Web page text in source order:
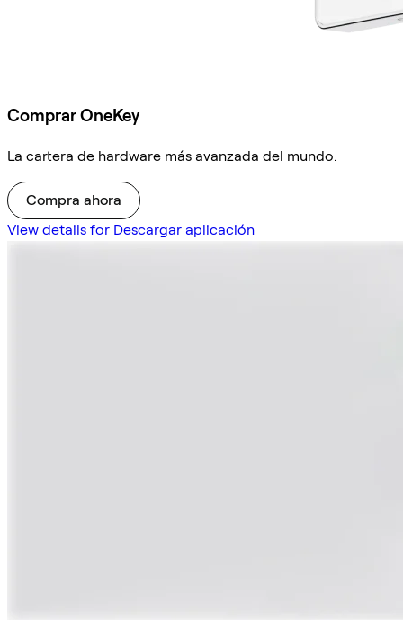
Comprar OneKey
La cartera de hardware más avanzada del mundo.
Compra ahora
View details for Descargar aplicación